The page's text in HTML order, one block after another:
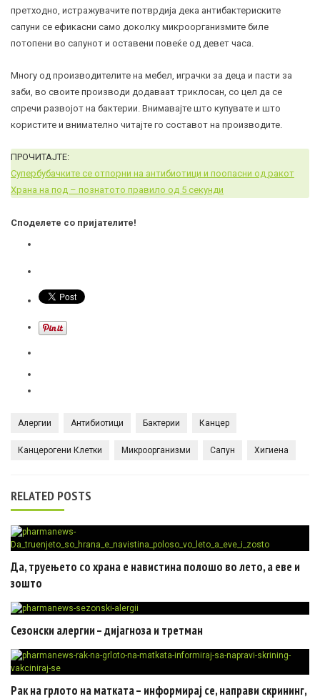
претходно, истражувачите потврдија дека антибактериските
сапуни се ефикасни само доколку микроорганизмите биле
потопени во сапунот и оставени повеќе од девет часа.
Многу од производителите на мебел, играчки за деца и пасти за
заби, во своите производи додаваат триклосан, со цел да се
спречи развојот на бактерии. Внимавајте што купувате и што
користите и внимателно читајте го составот на производите.
ПРОЧИТАЈТЕ:
Супербубачките се отпорни на антибиотици и поопасни од ракот
Храна на под – познатото правило од 5 секунди
Споделете со пријателите!
Алергии Антибиотици Бактерии Канцер
Канцерогени Клетки Микроорганизми Сапун Хигиена
RELATED POSTS
Да, труењето со храна е навистина полошо во лето, а еве и
зошто
Сезонски алергии – дијагноза и третман
Рак на грлото на матката – информирај се, направи скрининг,